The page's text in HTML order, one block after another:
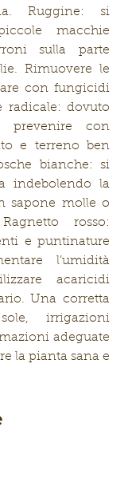
Ruggine: si
macchie
sulla parte
Rimuovere le
con fungicidi
radicale: dovuto
prevenire con
e terreno ben
bianche: si
indebolendo la
sapone molle o
rosso:
e puntinature
l’umidità
acaricidi
Una corretta
irrigazioni
adeguate
la pianta sana e